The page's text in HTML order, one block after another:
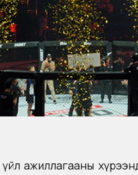
үйл ажиллагааны